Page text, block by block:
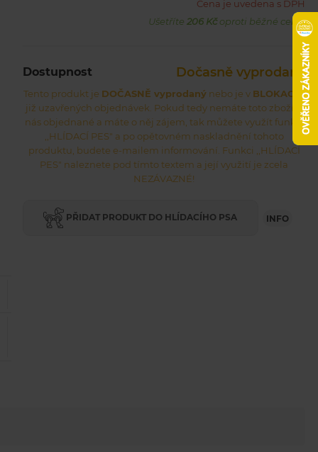
Cena je uvedena s DPH
Ušetříte 206 Kčoproti běžné ceně.
Dostupnost Dočasně vyprodaný
Tento produkt je DOČASNĚ vyprodaný nebo je v BLOKACI
z
již uzavřených objednávek. Pokud tedy nemáte toto zboží u
nás objednané a máte o něj zájem, tak můžete využít funkci
,,HLÍDACÍ PES" a po opětovném naskladnění tohoto
produktu, budete e-mailem informování. Funkci ,,HLÍDACÍ
PES" naleznete pod tímto textem a její využití je zcela
NEZÁVAZNÉ!
PŘIDAT PRODUKT DO HLÍDACÍHO PSA INFO